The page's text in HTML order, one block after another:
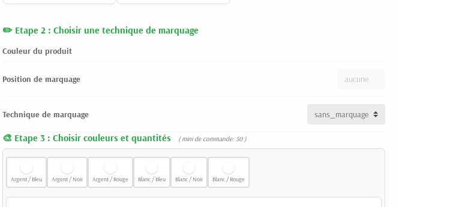
Etape 2 : Choisir une technique de marquage
Couleur du produit
Position de marquage
Technique de marquage
Etape 3 : Choisir couleurs et quantités ( mini de commande: 50 )
Argent / Bleu Argent / Noir Argent / Rouge Blanc / Bleu Blanc / Noir Blanc / Rouge